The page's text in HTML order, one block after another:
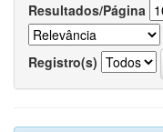
Resultados/Página
Registro(s)